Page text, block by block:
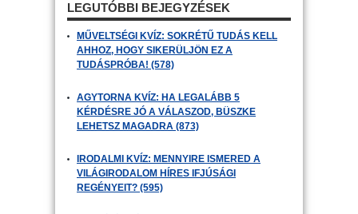
LEGUTÓBBI BEJEGYZÉSEK
MŰVELTSÉGI KVÍZ: SOKRÉTŰ TUDÁS KELL
AHHOZ, HOGY SIKERÜLJÖN EZ A
TUDÁSPRÓBA! (578)
AGYTORNA KVÍZ: HA LEGALÁBB 5
KÉRDÉSRE JÓ A VÁLASZOD, BÜSZKE
LEHETSZ MAGADRA (873)
IRODALMI KVÍZ: MENNYIRE ISMERED A
VILÁGIRODALOM HÍRES IFJÚSÁGI
REGÉNYEIT? (595)